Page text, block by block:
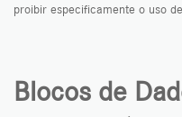
proibir especificamente o uso
Blocos de